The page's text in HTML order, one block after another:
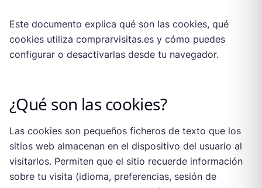
Este documento explica qué son las cookies, qué
cookies utiliza comprarvisitas.es y cómo puedes
configurar o desactivarlas desde tu navegador.
¿Qué son las cookies?
Las cookies son pequeños ficheros de texto que los
sitios web almacenan en el dispositivo del usuario al
visitarlos. Permiten que el sitio recuerde información
sobre tu visita (idioma, preferencias, sesión de